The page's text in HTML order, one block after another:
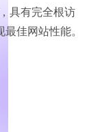
具有完全根访
佳网站性能。